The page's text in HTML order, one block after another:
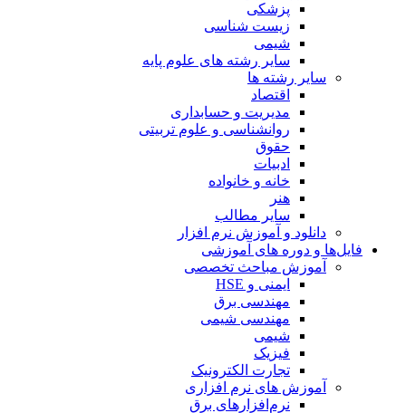
پزشکی
زیست شناسی
شیمی
سایر رشته های علوم پایه
سایر رشته ها
اقتصاد
مدیریت و حسابداری
روانشناسی و علوم تربیتی
حقوق
ادبیات
خانه و خانواده
هنر
سایر مطالب
دانلود و آموزش نرم افزار
فایل‌ها و دوره های آموزشی
آموزش مباحث تخصصی
ایمنی و HSE
مهندسی برق
مهندسی شیمی
شیمی
فیزیک
تجارت الکترونیک
آموزش های نرم افزاری
نرم‌افزارهای برق